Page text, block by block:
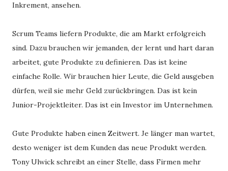
Inkrement, ansehen.
Scrum Teams liefern Produkte, die am Markt erfolgreich
sind. Dazu brauchen wir jemanden, der lernt und hart daran
arbeitet, gute Produkte zu definieren. Das ist keine
einfache Rolle. Wir brauchen hier Leute, die Geld ausgeben
dürfen, weil sie mehr Geld zurückbringen. Das ist kein
Junior-Projektleiter. Das ist ein Investor im Unternehmen.
Gute Produkte haben einen Zeitwert. Je länger man wartet,
desto weniger ist dem Kunden das neue Produkt werden.
Tony Ulwick schreibt an einer Stelle, dass Firmen mehr